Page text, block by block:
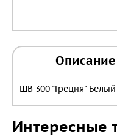
Описание
ШВ 300 "Греция"
Интересные